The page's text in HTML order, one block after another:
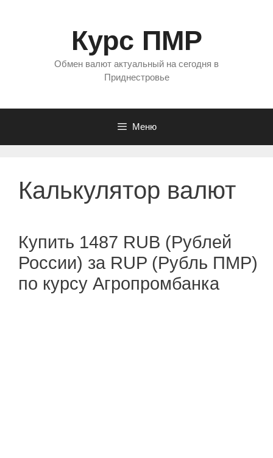
Курс ПМР
Обмен валют актуальный на сегодня в
Приднестровье
Меню
Калькулятор валют
Купить 1487 RUB (Рублей
России) за RUP (Рубль ПМР)
по курсу Агропромбанка